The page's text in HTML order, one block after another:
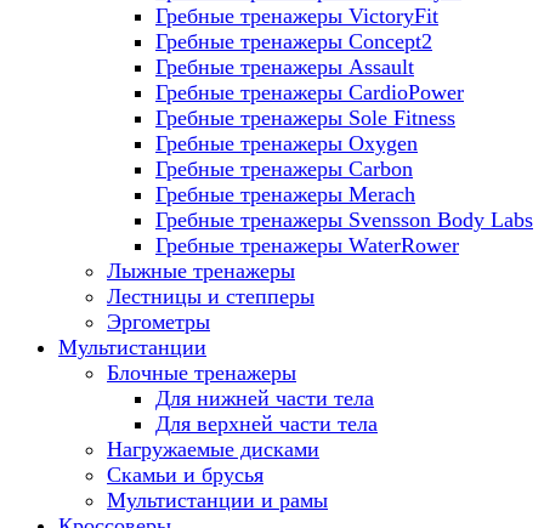
Гребные тренажеры VictoryFit
Гребные тренажеры Concept2
Гребные тренажеры Assault
Гребные тренажеры CardioPower
Гребные тренажеры Sole Fitness
Гребные тренажеры Oxygen
Гребные тренажеры Carbon
Гребные тренажеры Merach
Гребные тренажеры Svensson Body Labs
Гребные тренажеры WaterRower
Лыжные тренажеры
Лестницы и степперы
Эргометры
Мультистанции
Блочные тренажеры
Для нижней части тела
Для верхней части тела
Нагружаемые дисками
Скамьи и брусья
Мультистанции и рамы